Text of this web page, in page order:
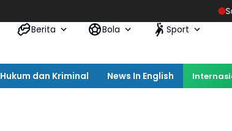
Satpol PP
Berita Bola Sport
Hukum dan Kriminal News In English